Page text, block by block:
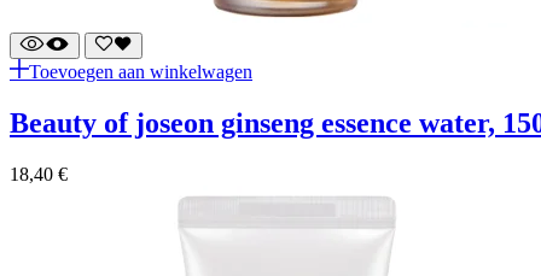
Toevoegen aan winkelwagen
beauty of joseon ginseng essence water,
18,40 €